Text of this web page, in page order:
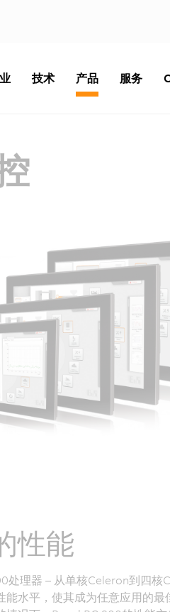
技术 产品 服务
性能
处理器 – 从单核Celeron到四核
能水平，使其成为任意应用的最